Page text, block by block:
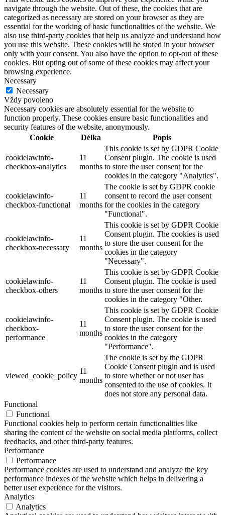
navigate through the website. Out of these, the cookies that are
categorized as necessary are stored on your browser as they are
essential for the working of basic functionalities of the website. We
also use third-party cookies that help us analyze and understand how
you use this website. These cookies will be stored in your browser
only with your consent. You also have the option to opt-out of these
cookies. But opting out of some of these cookies may affect your
browsing experience.
Necessary
Necessary
Vždy povoleno
Necessary cookies are absolutely essential for the website to
function properly. These cookies ensure basic functionalities and
security features of the website, anonymously.
Cookie
Délka Popis
cookielawinfo-
checkbox-analytics
11
months
This cookie is set by GDPR Cookie
Consent plugin. The cookie is used
to store the user consent for the
cookies in the category "Analytics".
cookielawinfo-
checkbox-functional
11
months
The cookie is set by GDPR cookie
consent to record the user consent
for the cookies in the category
"Functional".
cookielawinfo-
checkbox-necessary
11
months
This cookie is set by GDPR Cookie
Consent plugin. The cookies is used
to store the user consent for the
cookies in the category
"Necessary".
cookielawinfo-
checkbox-others
11
months
This cookie is set by GDPR Cookie
Consent plugin. The cookie is used
to store the user consent for the
cookies in the category "Other.
cookielawinfo-
checkbox-
performance
11
months
This cookie is set by GDPR Cookie
Consent plugin. The cookie is used
to store the user consent for the
cookies in the category
"Performance".
viewed_cookie_policy
11
months
The cookie is set by the GDPR
Cookie Consent plugin and is used
to store whether or not user has
consented to the use of cookies. It
does not store any personal data.
Functional
Functional
Functional cookies help to perform certain functionalities like
sharing the content of the website on social media platforms, collect
feedbacks, and other third-party features.
Performance
Performance
Performance cookies are used to understand and analyze the key
performance indexes of the website which helps in delivering a
better user experience for the visitors.
Analytics
Analytics